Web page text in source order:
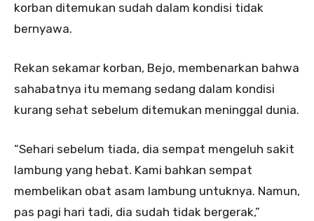
korban ditemukan sudah dalam kondisi tidak
bernyawa.
Rekan sekamar korban, Bejo, membenarkan bahwa
sahabatnya itu memang sedang dalam kondisi
kurang sehat sebelum ditemukan meninggal dunia.
“Sehari sebelum tiada, dia sempat mengeluh sakit
lambung yang hebat. Kami bahkan sempat
membelikan obat asam lambung untuknya. Namun,
pas pagi hari tadi, dia sudah tidak bergerak,”